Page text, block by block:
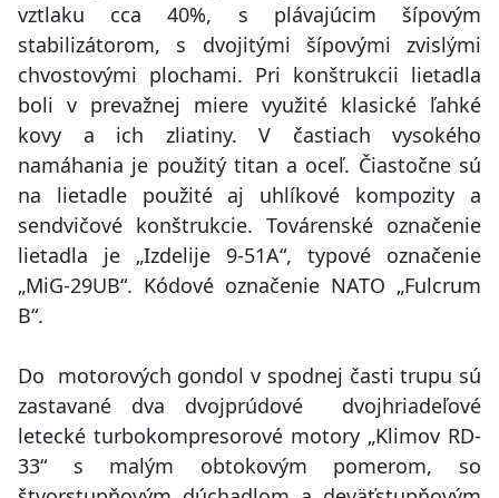
vztlaku cca 40%, s plávajúcim šípovým
stabilizátorom, s dvojitými šípovými zvislými
chvostovými plochami. Pri konštrukcii lietadla
boli v prevažnej miere využité klasické ľahké
kovy a ich zliatiny. V častiach vysokého
namáhania je použitý titan a oceľ. Čiastočne sú
na lietadle použité aj uhlíkové kompozity a
sendvičové konštrukcie. Továrenské označenie
lietadla je „Izdelije 9-51A“, typové označenie
„MiG-29UB“. Kódové označenie NATO „Fulcrum
B“.
Do motorových gondol v spodnej časti trupu sú
zastavané dva dvojprúdové dvojhriadeľové
letecké turbokompresorové motory „Klimov RD-
33“ s malým obtokovým pomerom, so